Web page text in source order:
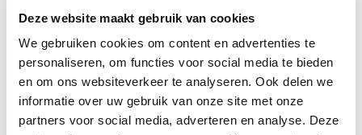
Deze website maakt gebruik van cookies
We gebruiken cookies om content en advertenties te
personaliseren, om functies voor social media te bieden
en om ons websiteverkeer te analyseren. Ook delen we
informatie over uw gebruik van onze site met onze
partners voor social media, adverteren en analyse. Deze
E-mail *
Vink dit aan als u op de hoogte gehouden wil worden.